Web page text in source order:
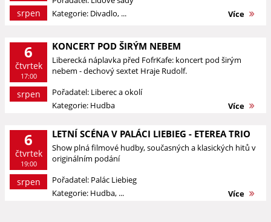
srpen
Kategorie: Divadlo, ...
Více
6
čtvrtek
17:00
srpen
KONCERT POD ŠIRÝM NEBEM
Liberecká náplavka před FofrKafe: koncert pod širým
nebem - dechový sextet Hraje Rudolf.
Pořadatel: Liberec a okolí
Kategorie: Hudba
Více
6
čtvrtek
19:00
srpen
LETNÍ SCÉNA V PALÁCI LIEBIEG - ETEREA TRIO
Show plná filmové hudby, současných a klasických hitů v
originálním podání
Pořadatel: Palác Liebieg
Kategorie: Hudba, ...
Více